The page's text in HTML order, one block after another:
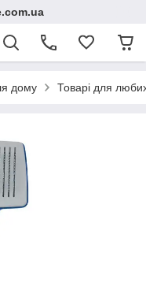
дому Товарі для